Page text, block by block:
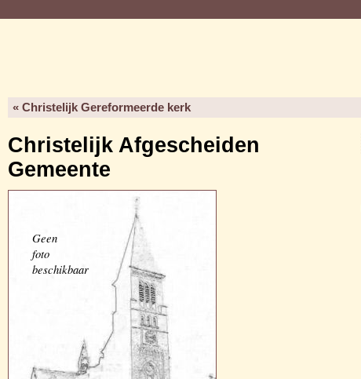
« Christelijk Gereformeerde kerk
Christelijk Afgescheiden
Gemeente
Geen
foto
beschikbaar